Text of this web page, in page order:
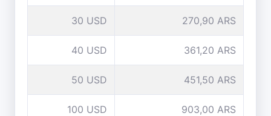
30 USD 270,90 ARS
40 USD 361,20 ARS
50 USD 451,50 ARS
100 USD 903,00 ARS